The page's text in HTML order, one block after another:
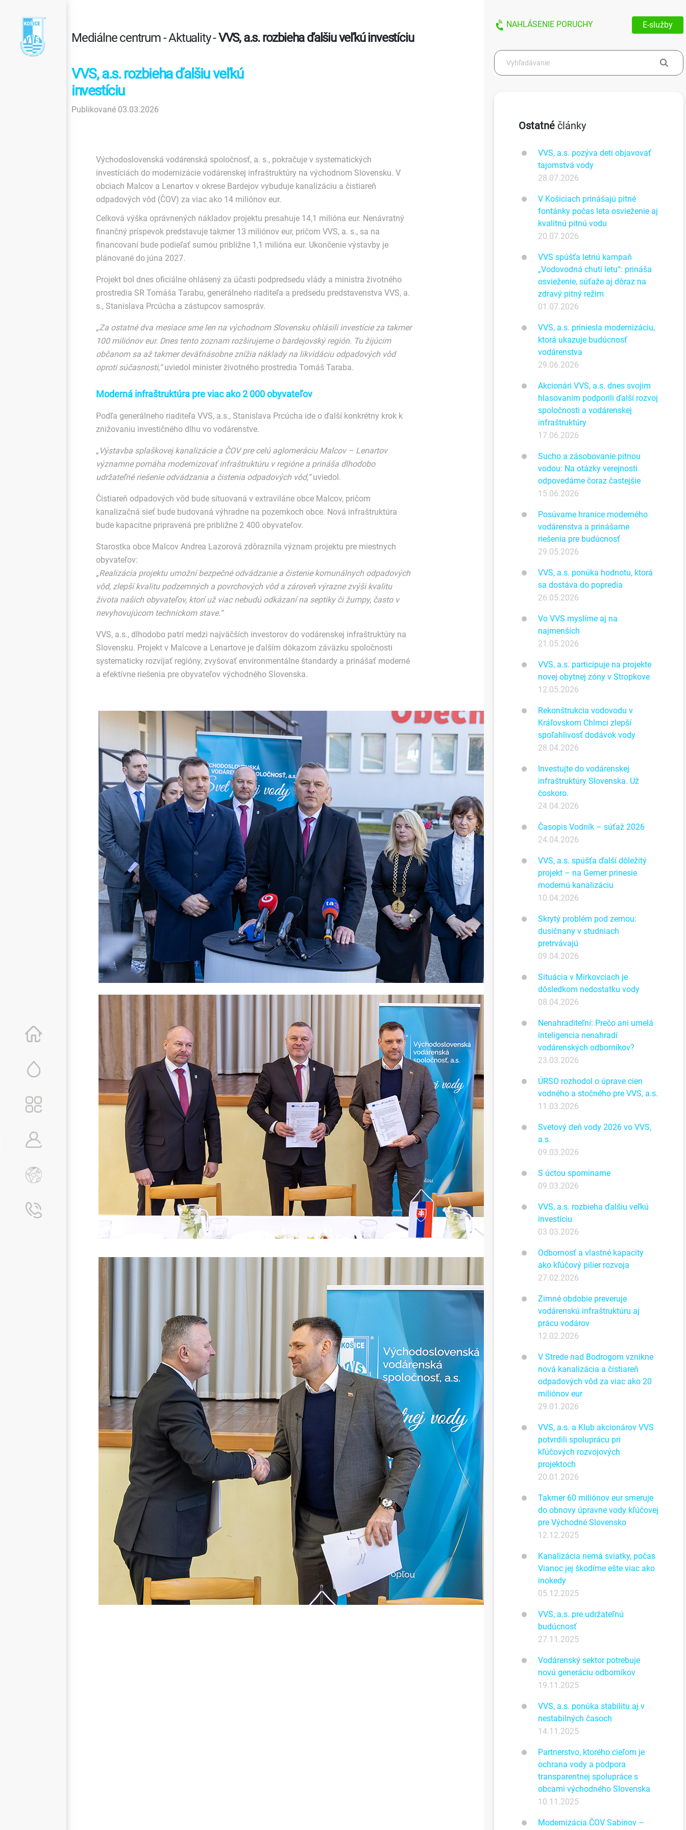
Mediálne centrum - Aktuality -VVS, a.s. rozbieha ďalšiu veľkú investíciu
VVS, a.s. rozbieha ďalšiu veľkú
investíciu
Publikované 03.03.2026
Východoslovenská vodárenská spoločnosť, a. s., pokračuje v systematických
investíciách do modernizácie vodárenskej infraštruktúry na východnom Slovensku. V
obciach Malcov a Lenartov v okrese Bardejov vybuduje kanalizáciu a čistiareň
odpadových vôd (ČOV) za viac ako 14 miliónov eur.
Celková výška oprávnených nákladov projektu presahuje 14,1 milióna eur. Nenávratný
finančný príspevok predstavuje takmer 13 miliónov eur, pričom VVS, a. s., sa na
financovaní bude podieľať sumou približne 1,1 milióna eur. Ukončenie výstavby je
plánované do júna 2027.
Projekt bol dnes oficiálne ohlásený za účasti podpredsedu vlády a ministra životného
prostredia SR Tomáša Tarabu, generálneho riaditeľa a predsedu predstavenstva VVS, a.
s., Stanislava Prcúcha a zástupcov samospráv.
„Za ostatné dva mesiace sme len na východnom Slovensku ohlásili investície za takmer
100 miliónov eur. Dnes tento zoznam rozširujeme o bardejovský región. Tu žijúcim
občanom sa až takmer deväťnásobne znížia náklady na likvidáciu odpadových vôd
oproti súčasnosti,“uviedol minister životného prostredia Tomáš Taraba.
Moderná infraštruktúra pre viac ako 2 000 obyvateľov
Podľa generálneho riaditeľa VVS, a.s., Stanislava Prcúcha ide o ďalší konkrétny krok k
znižovaniu investičného dlhu vo vodárenstve.
„Výstavba splaškovej kanalizácie a ČOV pre celú aglomeráciu Malcov – Lenartov
významne pomáha modernizovať infraštruktúru v regióne a prináša dlhodobo
udržateľné riešenie odvádzania a čistenia odpadových vôd,“uviedol.
Čistiareň odpadových vôd bude situovaná v extraviláne obce Malcov, pričom
kanalizačná sieť bude budovaná výhradne na pozemkoch obce. Nová infraštruktúra
bude kapacitne pripravená pre približne 2 400 obyvateľov.
Starostka obce Malcov Andrea Lazorová zdôraznila význam projektu pre miestnych
obyvateľov:
„Realizácia projektu umožní bezpečné odvádzanie a čistenie komunálnych odpadových
vôd, zlepší kvalitu podzemných a povrchových vôd a zároveň výrazne zvýši kvalitu
života našich obyvateľov, ktorí už viac nebudú odkázaní na septiky či žumpy, často v
nevyhovujúcom technickom stave.“
VVS, a.s., dlhodobo patrí medzi najväčších investorov do vodárenskej infraštruktúry na
Slovensku. Projekt v Malcove a Lenartove je ďalším dôkazom záväzku spoločnosti
systematicky rozvíjať regióny, zvyšovať environmentálne štandardy a prinášať moderné
a efektívne riešenia pre obyvateľov východného Slovenska.
NAHLÁSENIE PORUCHY E-služby
Ostatné články
VVS, a.s. pozýva deti objavovať
tajomstvá vody
28.07.2026
V Košiciach prinášajú pitné
fontánky počas leta osvieženie aj
kvalitnú pitnú vodu
20.07.2026
VVS spúšťa letnú kampaň
„Vodovodná chutí letu“: prináša
osvieženie, súťaže aj dôraz na
zdravý pitný režim
01.07.2026
VVS, a.s. priniesla modernizáciu,
ktorá ukazuje budúcnosť
vodárenstva
29.06.2026
Akcionári VVS, a.s. dnes svojim
hlasovaním podporili ďalší rozvoj
spoločnosti a vodárenskej
infraštruktúry
17.06.2026
Sucho a zásobovanie pitnou
vodou: Na otázky verejnosti
odpovedáme čoraz častejšie
15.06.2026
Posúvame hranice moderného
vodárenstva a prinášame
riešenia pre budúcnosť
29.05.2026
VVS, a.s. ponúka hodnotu, ktorá
sa dostáva do popredia
26.05.2026
Vo VVS myslíme aj na
najmenších
21.05.2026
VVS, a.s. participuje na projekte
novej obytnej zóny v Stropkove
12.05.2026
Rekonštrukcia vodovodu v
Kráľovskom Chlmci zlepší
spoľahlivosť dodávok vody
28.04.2026
Investujte do vodárenskej
infraštruktúry Slovenska. Už
čoskoro.
24.04.2026
Časopis Vodník – súťaž 2026
24.04.2026
VVS, a.s. spúšťa ďalší dôležitý
projekt – na Gemer prinesie
modernú kanalizáciu
10.04.2026
Skrytý problém pod zemou:
dusičnany v studniach
pretrvávajú
09.04.2026
Situácia v Mirkovciach je
dôsledkom nedostatku vody
08.04.2026
Nenahraditeľní: Prečo ani umelá
inteligencia nenahradí
vodárenských odborníkov?
23.03.2026
ÚRSO rozhodol o úprave cien
vodného a stočného pre VVS, a.s.
11.03.2026
Svetový deň vody 2026 vo VVS,
a.s.
09.03.2026
S úctou spomíname
09.03.2026
VVS, a.s. rozbieha ďalšiu veľkú
investíciu
03.03.2026
Odbornosť a vlastné kapacity
ako kľúčový pilier rozvoja
27.02.2026
Zimné obdobie preveruje
vodárenskú infraštruktúru aj
prácu vodárov
12.02.2026
V Strede nad Bodrogom vznikne
nová kanalizácia a čistiareň
odpadových vôd za viac ako 20
miliónov eur
29.01.2026
VVS, a.s. a Klub akcionárov VVS
potvrdili spoluprácu pri
kľúčových rozvojových
projektoch
20.01.2026
Takmer 60 miliónov eur smeruje
do obnovy úpravne vody kľúčovej
pre Východné Slovensko
12.12.2025
Kanalizácia nemá sviatky, počas
Vianoc jej škodíme ešte viac ako
inokedy
05.12.2025
VVS, a.s. pre udržateľnú
budúcnosť
27.11.2025
Vodárenský sektor potrebuje
novú generáciu odborníkov
19.11.2025
VVS, a.s. ponúka stabilitu aj v
nestabilných časoch
14.11.2025
Partnerstvo, ktorého cieľom je
ochrana vody a podpora
transparentnej spolupráce s
obcami východného Slovenska
10.11.2025
Modernizácia ČOV Sabinov –